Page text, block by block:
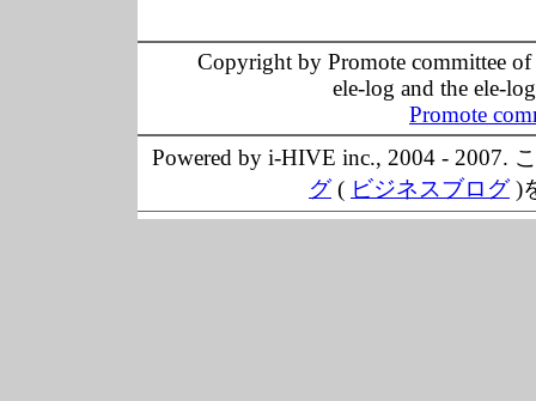
Copyright by Promote committee
ele-log and the ele-
Promote
Powered by i-HIVE inc., 2004 - 2007.
グ( ビジネスブログ)